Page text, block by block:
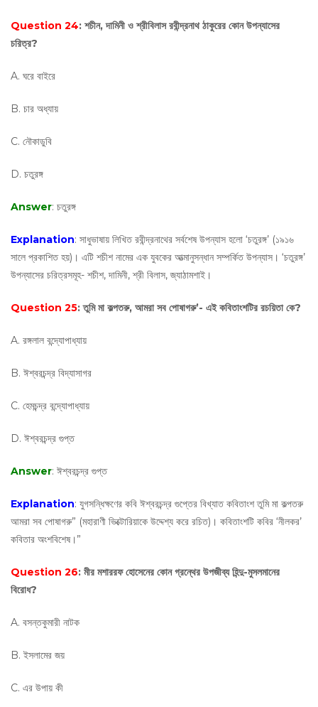
Question 24: শচীন, দামিনী ও শ্রীবিলাস রবীন্দ্রনাথ ঠাকুরের কোন উপন্যাসের
চরিত্র?
A. ঘরে বাইরে
B. চার অধ্যায়
C. নৌকাডুবি
D. চতুরঙ্গ
Answer: চতুরঙ্গ
Explanation: সাধুভাষায় লিখিত রবীন্দ্রনাথের সর্বশেষ উপন্যাস হলো ‘চতুরঙ্গ’ (১৯১৬
সালে প্রকাশিত হয়)। এটি শচীশ নামের এক যুবকের আত্মানুসন্ধান সম্পর্কিত উপন্যাস। ‘চতুরঙ্গ’
উপন্যাসের চরিত্রসমূহ- শচীশ, দামিনী, শ্রী বিলাস, জ্যাঠামশাই।
Question 25: তুমি মা কল্পতরু, আমরা সব পোষাগরু’- এই কবিতাংশটির রচয়িতা কে?
A. রঙ্গলাল বন্দ্যোপাধ্যায়
B. ঈশ্বরচন্দ্র বিদ্যাসাগর
C. হেমচন্দ্র বন্দ্যোপাধ্যায়
D. ঈশ্বরচন্দ্র গুপ্ত
Answer: ঈশ্বরচন্দ্র গুপ্ত
Explanation: যুগসন্ধিক্ষণের কবি ঈশ্বরচন্দ্র গুপ্তের বিখ্যাত কবিতাংশ তুমি মা কল্পতরু
আমরা সব পোষাগরু” (মহারাণী ভিক্টোরিয়াকে উদ্দেশ্য করে রচিত)। কবিতাংশটি কবির ‘নীলকর’
কবিতার অংশবিশেষ।”
Question 26: মীর মশাররফ হোসেনের কোন গ্রন্থের উপজীব্য হিন্দু-মুসলমানের
বিরোধ?
A. বসন্তকুমারী নাটক
B. ইসলামের জয়
C. এর উপায় কী